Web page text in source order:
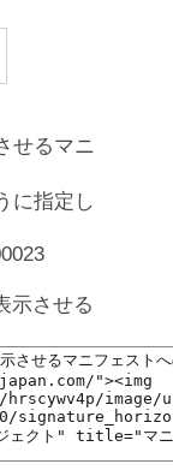
せるマニ
に指定し
示させる